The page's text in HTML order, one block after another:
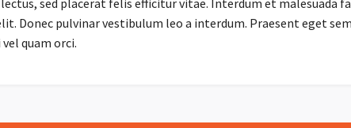
sed placerat felis efficitur vitae. Interdum et malesuada
Donec pulvinar vestibulum leo a interdum. Praesent eget
quam orci.